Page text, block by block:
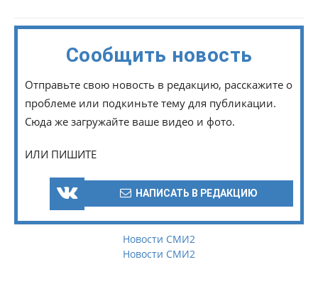
Сообщить новость
Отправьте свою новость в редакцию, расскажите о
проблеме или подкиньте тему для публикации.
Сюда же загружайте ваше видео и фото.
ИЛИ ПИШИТЕ
НАПИСАТЬ В РЕДАКЦИЮ
Новости СМИ2
Новости СМИ2